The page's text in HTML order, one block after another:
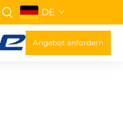
DE
Angebot anfordern